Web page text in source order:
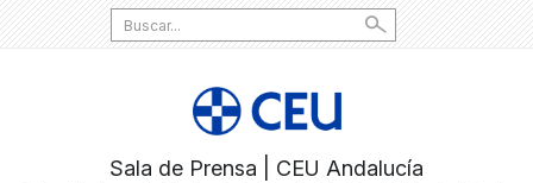
Search
for: